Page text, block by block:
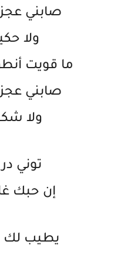
صابني عجز
ولا
ما قويت
صابني عجز
ولا
توني
إن حبك
يطيب لك